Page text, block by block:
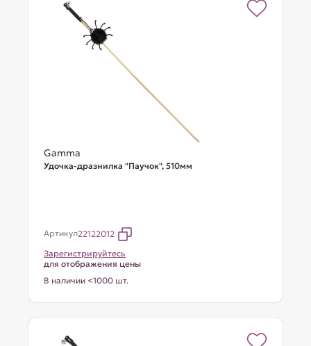
Gamma
Удочка-дразнилка "Паучок", 510мм
Артикул22122012
Зарегистрируйтесь
для отображения цены
В наличии <1000 шт.